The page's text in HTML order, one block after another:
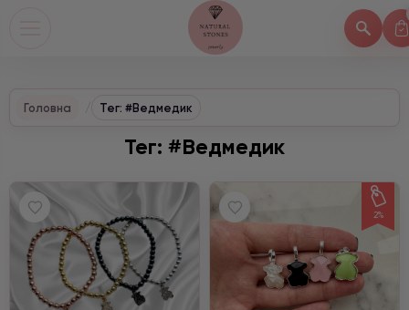
Головна Тег: #Ведмедик
Тег: #Ведмедик
2%